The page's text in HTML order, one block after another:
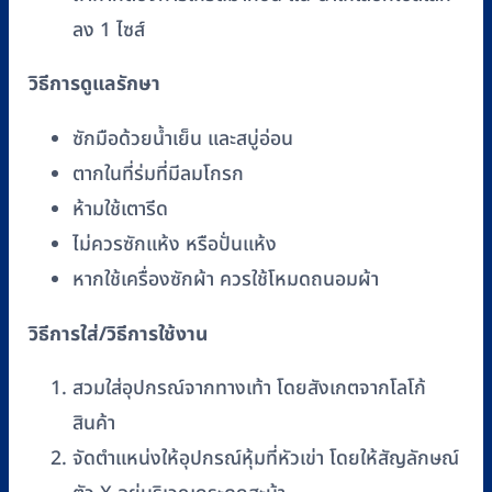
ลง 1 ไซส์
วิธีการดูแลรักษา
ซักมือด้วยน้ำเย็น และสบู่อ่อน
ตากในที่ร่มที่มีลมโกรก
ห้ามใช้เตารีด
ไม่ควรซักแห้ง หรือปั่นแห้ง
หากใช้เครื่องซักผ้า ควรใช้โหมดถนอมผ้า
วิธีการใส่/วิธีการใช้งาน
สวมใส่อุปกรณ์จากทางเท้า โดยสังเกตจากโลโก้
สินค้า
จัดตำแหน่งให้อุปกรณ์หุ้มที่หัวเข่า โดยให้สัญลักษณ์